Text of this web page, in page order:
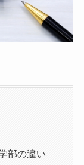
部の違い